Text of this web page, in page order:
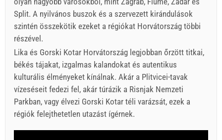
Split. A nyilvános buszok és a szervezett kirándulások
szintén összekötik ezeket a régiókat Horvátország többi
részével.
Lika és Gorski Kotar Horvátország legjobban őrzött titkai,
békés tájakat, izgalmas kalandokat és autentikus
kulturális élményeket kínálnak. Akár a Plitvicei-tavak
vízeséseit fedezi fel, akár túrázik a Risnjak Nemzeti
Parkban, vagy élvezi Gorski Kotar téli varázsát, ezek a
régiók felejthetetlen utazást ígérnek.